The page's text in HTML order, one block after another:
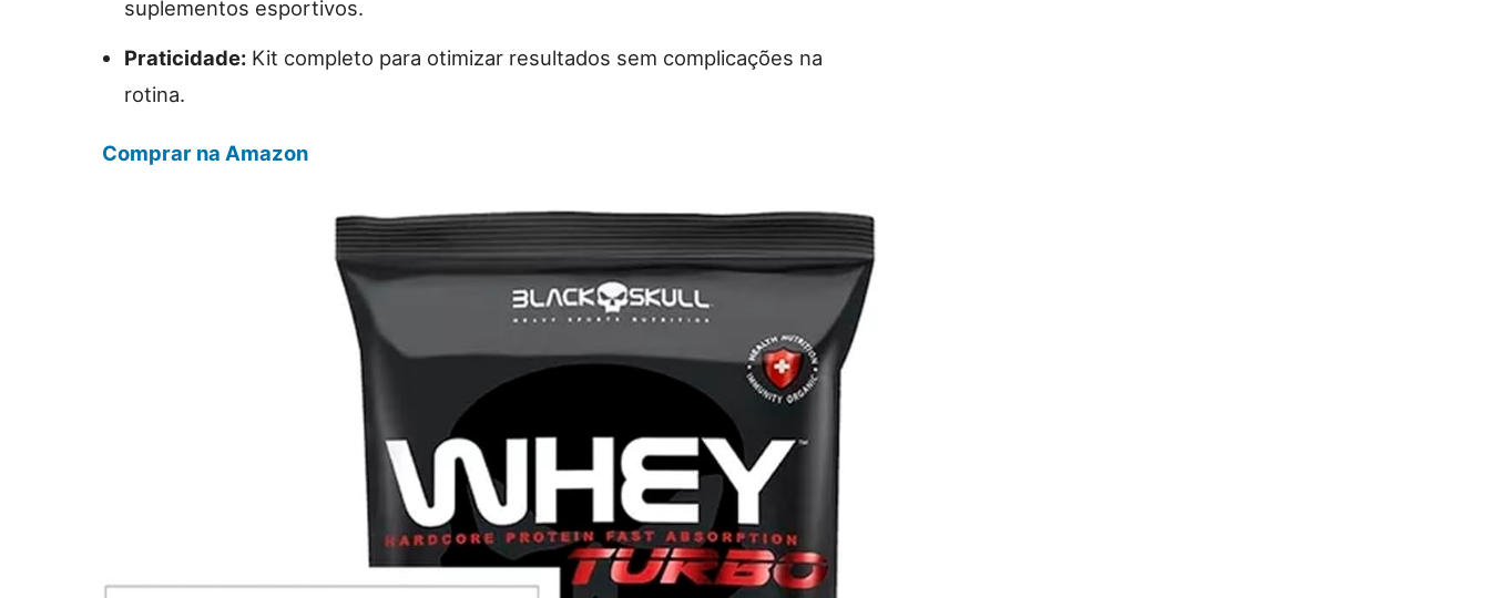
suplementos esportivos.
Praticidade: Kit completo para otimizar resultados sem complicações na
rotina.
Comprar na Amazon